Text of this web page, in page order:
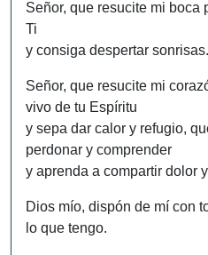
Señor, que resucite mi boca
Ti
y consiga despertar sonrisas.
Señor, que resucite mi
vivo de tu Espíritu
y sepa dar calor y refugio,
perdonar y comprender
y aprenda a compartir dolor
Dios mío, dispón de mí con
lo que tengo.